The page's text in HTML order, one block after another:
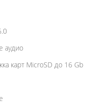
аудио
карт MicroSD до 16 Gb